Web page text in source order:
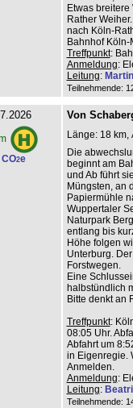
Etwas
Rather
nach Köln-
Bahnhof
Treffpunkt:
Anmeldung:
Leitung:
Teilnehmende:
2e
Von
Länge: 18 km,
Die
beginnt am
und Ab führt
Müngsten, an
Papiermühle
Wuppertaler
Naturpark
entlang bis
Höhe folgen
Unterburg.
Forstwegen.
Eine
halbstündlich
Bitte denkt an
Treffpunkt:
08:05 Uhr.
Abfahrt um
in Eigenregie.
Anmelden.
Anmeldung:
Leitung:
Teilnehmende: